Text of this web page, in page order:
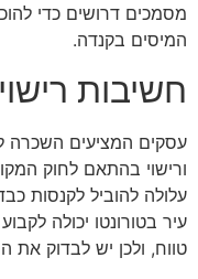
מסמכים דרושים כדי
המיסים בקנדה.
חשיבות
עסקים המציעים השכרה
ורישוי בהתאם לחוק
עלולה להוביל לקנסות
עיר בטורונטו יכולה
טווח, ולכן יש לבדוק את